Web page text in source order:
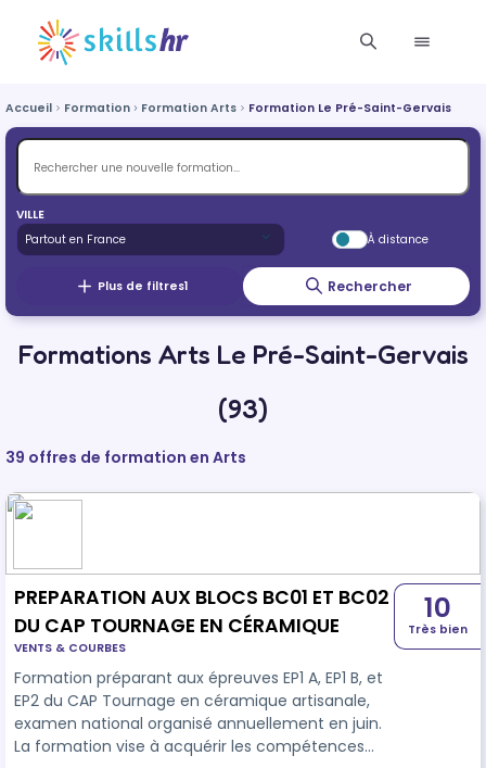
Accueil Formation Formation Arts Formation Le Pré-Saint-Gervais
VILLE
À distance
Plus de filtres1 Rechercher
Formations Arts Le Pré-Saint-Gervais
(93)
39 offres de formation en Arts
PREPARATION AUX BLOCS BC01 ET BC02
DU CAP TOURNAGE EN CÉRAMIQUE
VENTS & COURBES
Formation préparant aux épreuves EP1 A, EP1 B, et
EP2 du CAP Tournage en céramique artisanale,
examen national organisé annuellement en juin.
La formation vise à acquérir les compétences
10
Très bien